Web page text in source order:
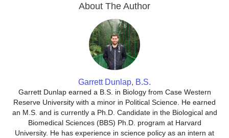
About The Author
Garrett Dunlap, B.S.
Garrett Dunlap earned a B.S. in Biology from Case Western
Reserve University with a minor in Political Science. He earned
an M.S. and is currently a Ph.D. Candidate in the Biological and
Biomedical Sciences (BBS) Ph.D. program at Harvard
University. He has experience in science policy as an intern at